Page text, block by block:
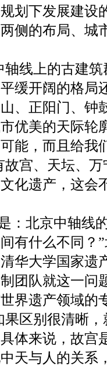
划下发展建设
侧的布局、城
轴线上的古建
缓开阔的格局
、正阳门、钟
优美的天际轮
能，而且给我
故宫、天坛、
化遗产，这会
：北京中轴线
有什么不同？
华大学国家遗
团队就这一问
界遗产领域的
果区别很清晰
体来说，故宫
天与人的关系